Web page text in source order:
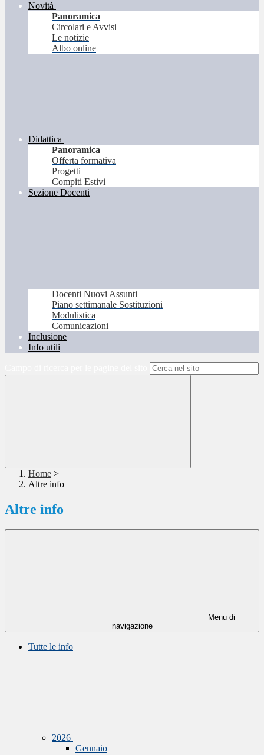
Novità
Panoramica
Circolari e Avvisi
Le notizie
Albo online
Didattica
Panoramica
Offerta formativa
Progetti
Compiti Estivi
Sezione Docenti
Docenti Nuovi Assunti
Piano settimanale Sostituzioni
Modulistica
Comunicazioni
Inclusione
Info utili
Home >
Altre info
Altre info
Menu di
navigazione
Tutte le info
2026
Gennaio